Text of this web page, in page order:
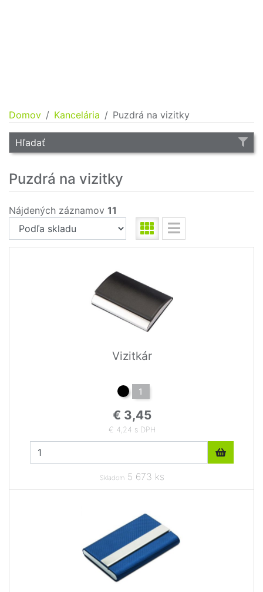
Domov Kancelária Puzdrá na vizitky
Hľadať
Puzdrá na vizitky
Nájdených záznamov 11
Vizitkár
1
€ 3,45
€ 4,24 s DPH
Skladom5 673 ks